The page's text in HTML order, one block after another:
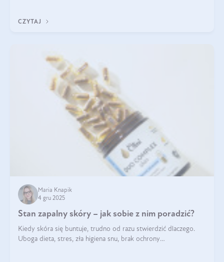
CZYTAJ
Maria Knapik
4 gru 2025
Stan zapalny skóry – jak sobie z nim poradzić?
Kiedy skóra się buntuje, trudno od razu stwierdzić dlaczego.
Uboga dieta, stres, zła higiena snu, brak ochrony